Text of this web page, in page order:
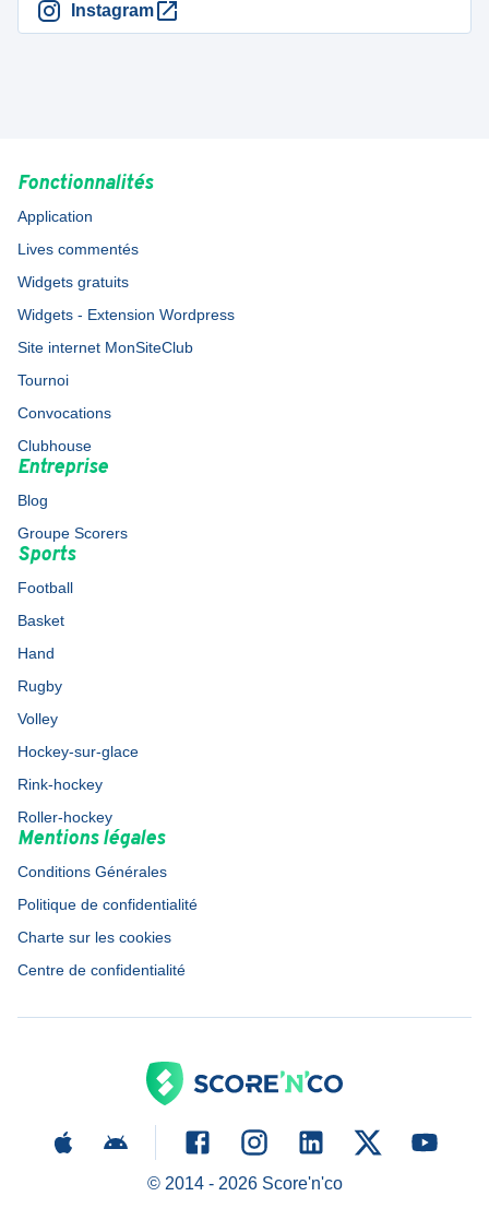
Instagram
Fonctionnalités
Application
Lives commentés
Widgets gratuits
Widgets - Extension Wordpress
Site internet MonSiteClub
Tournoi
Convocations
Clubhouse
Entreprise
Blog
Groupe Scorers
Sports
Football
Basket
Hand
Rugby
Volley
Hockey-sur-glace
Rink-hockey
Roller-hockey
Mentions légales
Conditions Générales
Politique de confidentialité
Charte sur les cookies
Centre de confidentialité
© 2014 - 2026Score'n'co